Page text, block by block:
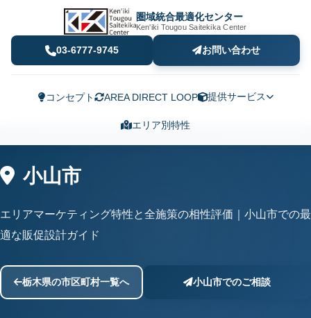
圏域統合最適化センター
Ken'iki Tougou Saitekika Center
03-6777-9745 お問い合わせ
コンセプト AREA DIRECT LOOP 提供サービス
エリア別特性
小山市
エリアマーケティング特性と全施策の相性評価｜小山市での最
適な販促設計ガイド
栃木県の市区町村一覧へ 小山市でのご相談